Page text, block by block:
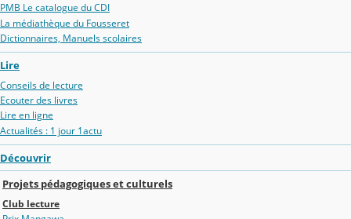
PMB Le catalogue du CDI
La médiathèque du Fousseret
Dictionnaires, Manuels scolaires
Lire
Conseils de lecture
Ecouter des livres
Lire en ligne
Actualités : 1 jour 1actu
Découvrir
Projets pédagogiques et culturels
Club lecture